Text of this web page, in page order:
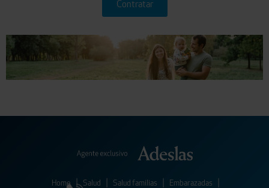
Contratar
Home | Salud Salud familias Embarazadas